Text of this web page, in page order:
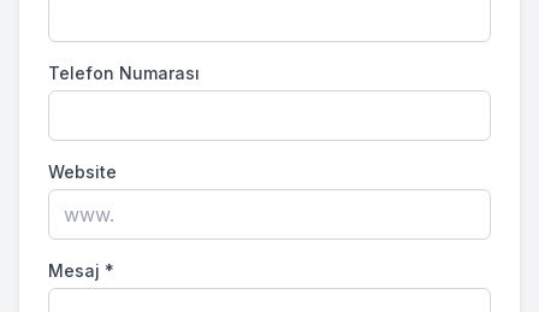
Telefon Numarası
Website
Mesaj *